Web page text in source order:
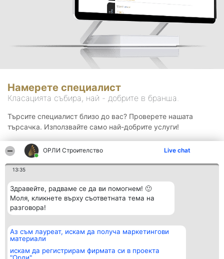
ОРЛИ Строителство Live chat
13:35
Здравейте, радваме се да ви помогнем! 🙂
Моля, кликнете върху съответната тема на
разговора!
Аз съм лауреат, искам да получа маркетингови
материали
искам да регистрирам фирмата си в проекта
Намерете специалист
Класацията събира, най - добрите в бранша.
Търсите специалист близо до вас? Проверете нашата
търсачка. Използвайте само най-добрите услуги!
Организатор на
класиране
BulevardulAleea Timișul De
Класация
всички
Контакти